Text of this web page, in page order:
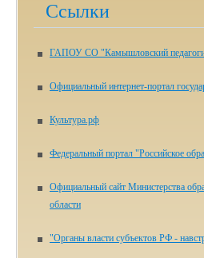
Ссылки
ГАПОУ СО "Камышловский
Официальный интернет-портал
Культура.рф
Федеральный портал "Российское
Официальный сайт Министерства
области
"Органы власти субъектов РФ -